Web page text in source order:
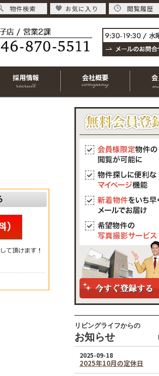
採用情報 会社概要
リビングライフからの
お知らせ
物件検索 お気に入り 閲覧履歴